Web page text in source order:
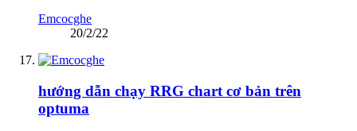
Emcocghe
20/2/22
hướng dẫn chạy RRG chart cơ bản trên
optuma